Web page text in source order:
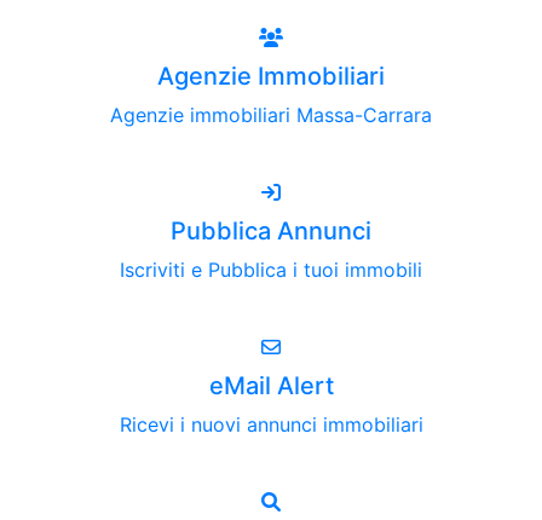
Agenzie Immobiliari
Agenzie immobiliari Massa-Carrara
Pubblica Annunci
Iscriviti e Pubblica i tuoi immobili
eMail Alert
Ricevi i nuovi annunci immobiliari